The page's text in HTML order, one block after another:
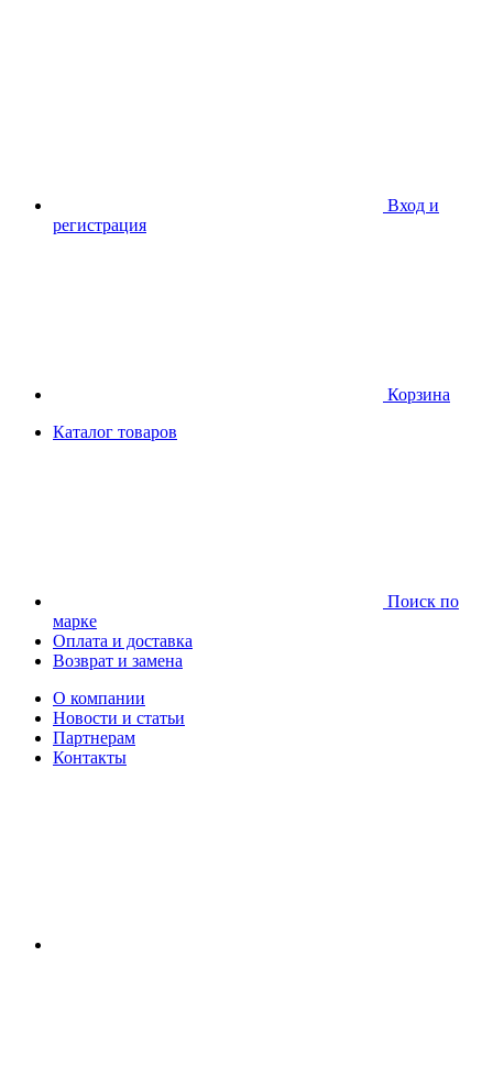
Вход и
регистрация
Корзина
Каталог товаров
Поиск по
марке
Оплата и доставка
Возврат и замена
О компании
Новости и статьи
Партнерам
Контакты